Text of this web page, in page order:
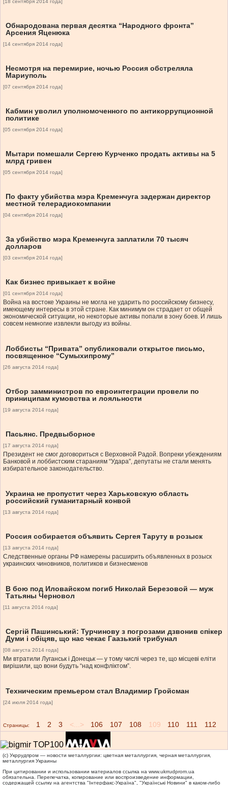
[18 сентября 2014 года]
Обнародована первая десятка “Народного фронта”
Арсения Яценюка
[14 сентября 2014 года]
Несмотря на перемирие, ночью Россия обстреляла
Мариуполь
[07 сентября 2014 года]
Кабмин уволил уполномоченного по антикоррупционной
политике
[05 сентября 2014 года]
Мытари помешали Сергею Курченко продать активы на 5
млрд гривен
[05 сентября 2014 года]
По факту убийства мэра Кременчуга задержан директор
местной телерадиокомпании
[04 сентября 2014 года]
За убийство мэра Кременчуга заплатили 70 тысяч
долларов
[03 сентября 2014 года]
Как бизнес привыкает к войне
[01 сентября 2014 года]
Война на востоке Украины не могла не ударить по российскому бизнесу,
имеющему интересы в этой стране. Как минимум он страдает от общей
экономической ситуации, но некоторые активы попали в зону боев. И лишь
совсем немногие извлекли выгоду из войны.
Лоббисты “Привата” опубликовали открытое письмо,
посвященное “Сумыхипрому”
[26 августа 2014 года]
Отбор замминистров по евроинтеграции провели по
приниципам кумовства и лояльности
[19 августа 2014 года]
Пасьянс. Предвыборное
[17 августа 2014 года]
Президент не смог договориться с Верховной Радой. Вопреки убеждениям
Банковой и лоббистским стараниям “Удара”, депутаты не стали менять
избирательное законодательство.
Украина не пропустит через Харьковскую область
российский гуманитарный конвой
[13 августа 2014 года]
Россия собирается объявить Сергея Таруту в розыск
[13 августа 2014 года]
Следственные органы РФ намерены расширить объявленных в розыск
украинских чиновников, политиков и бизнесменов
В бою под Иловайском погиб Николай Березовой — муж
Татьяны Черновол
[11 августа 2014 года]
Сергій Пашинський: Турчинову з погрозами дзвонив спікер
Думи і обіцяв, що нас чекає Гаазький трибунал
[08 августа 2014 года]
Ми втратили Луганськ і Донецьк — у тому числі через те, що місцеві еліти
вирішили, що вони будуть “над конфліктом”.
Техническим премьером стал Владимир Гройсман
[24 июля 2014 года]
Страницы: 1 2 3 <...> 106 107 108 109 110 111 112
(c) Укррудпром — новости металлургии: цветная металлургия, черная металлургия,
металлургия Украины
При цитировании и использовании материалов ссылка на www.ukrrudprom.ua
обязательна. Перепечатка, копирование или воспроизведение информации,
содержащей ссылку на агентства "Iнтерфакс-Україна", "Українськi Новини" в каком-либо